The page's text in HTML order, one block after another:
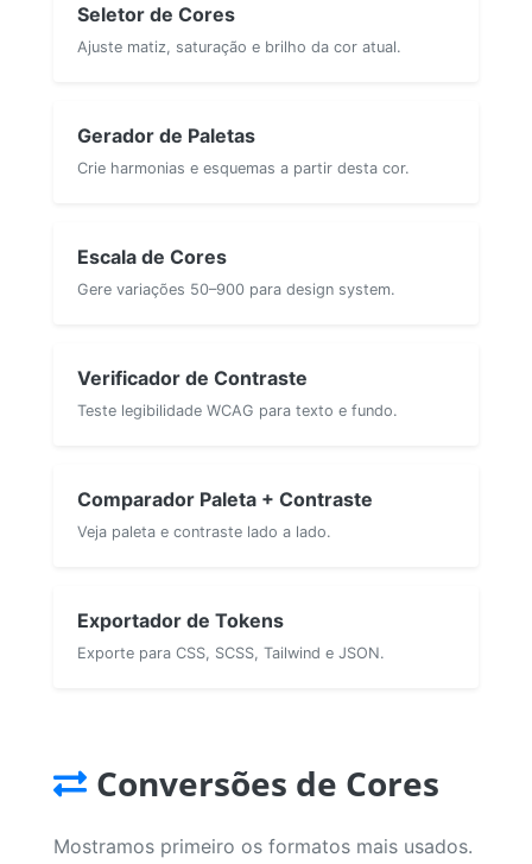
Seletor de Cores
Ajuste matiz, saturação e brilho da cor atual.
Gerador de Paletas
Crie harmonias e esquemas a partir desta cor.
Escala de Cores
Gere variações 50–900 para design system.
Verificador de Contraste
Teste legibilidade WCAG para texto e fundo.
Comparador Paleta + Contraste
Veja paleta e contraste lado a lado.
Exportador de Tokens
Exporte para CSS, SCSS, Tailwind e JSON.
Conversões de Cores
Mostramos primeiro os formatos mais usados.